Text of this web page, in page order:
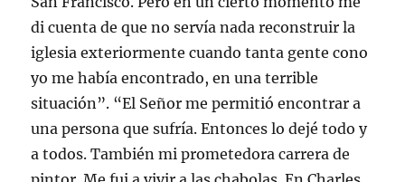
di cuenta de que no servía nada reconstruir la
iglesia exteriormente cuando tanta gente cono
yo me había encontrado, en una terrible
situación”. “El Señor me permitió encontrar a
una persona que sufría. Entonces lo dejé todo y
a todos. También mi prometedora carrera de